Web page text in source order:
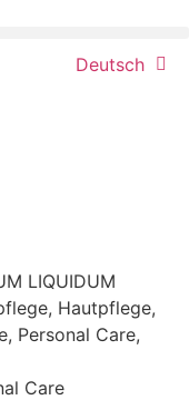
Deutsch
LIQUIDUM
, Hautpflege,
, Personal Care,
Care